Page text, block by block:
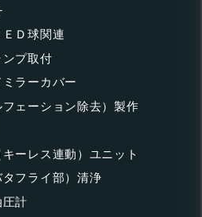
Ｄ球関連
ンプ取付
ラーカバー
ェーション除去）製作
ーレス連動）ユニット
フライ部）清浄
計